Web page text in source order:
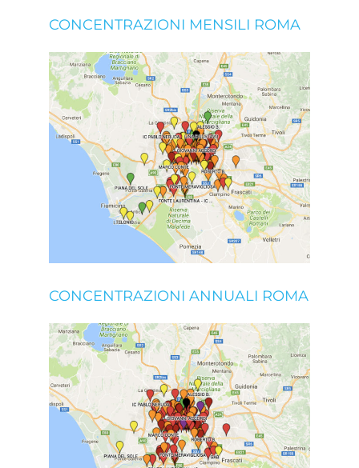
CONCENTRAZIONI MENSILI ROMA
CONCENTRAZIONI ANNUALI ROMA